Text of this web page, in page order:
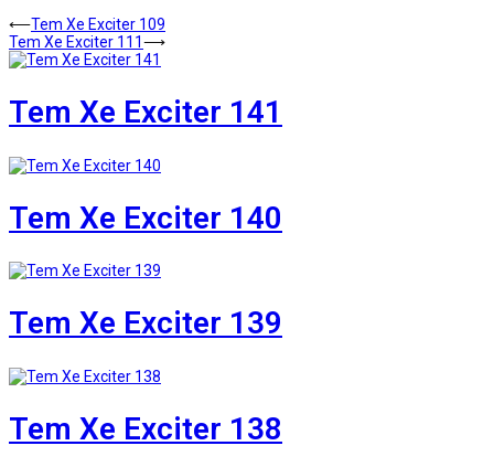
⟵Tem Xe Exciter 109
Tem Xe Exciter 111⟶
Tem Xe Exciter 141
Tem Xe Exciter 140
Tem Xe Exciter 139
Tem Xe Exciter 138